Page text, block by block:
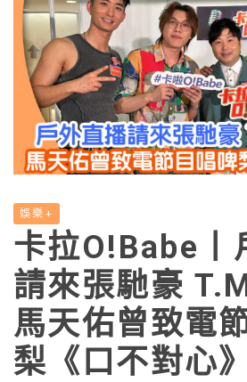
娛樂+
卡拉O!Babe丨
請來張馳豪
馬天佑曾致電
梨《口不對心》